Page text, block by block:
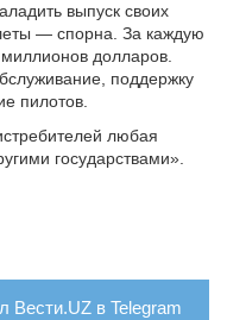
выпуск своих
— спорна. За каждую
долларов.
поддержку
пилотов.
любая
государствами».
Вести.UZ в Telegram